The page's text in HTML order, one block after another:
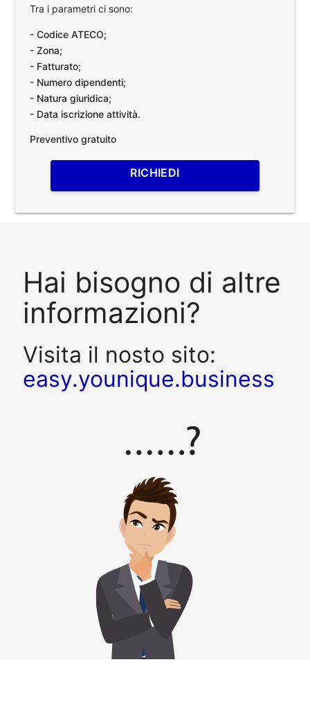
Tra i parametri ci sono:
- Codice ATECO;
- Zona;
- Fatturato;
- Numero dipendenti;
- Natura giuridica;
- Data iscrizione attività.
Preventivo gratuito
RICHIEDI
Hai bisogno di altre
informazioni?
Visita il nosto sito:
easy.younique.business